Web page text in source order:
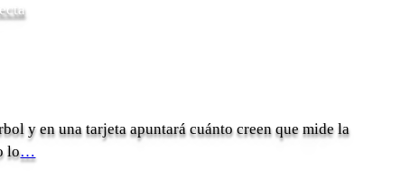
y en una tarjeta apuntará cuánto creen que mide la
lo…